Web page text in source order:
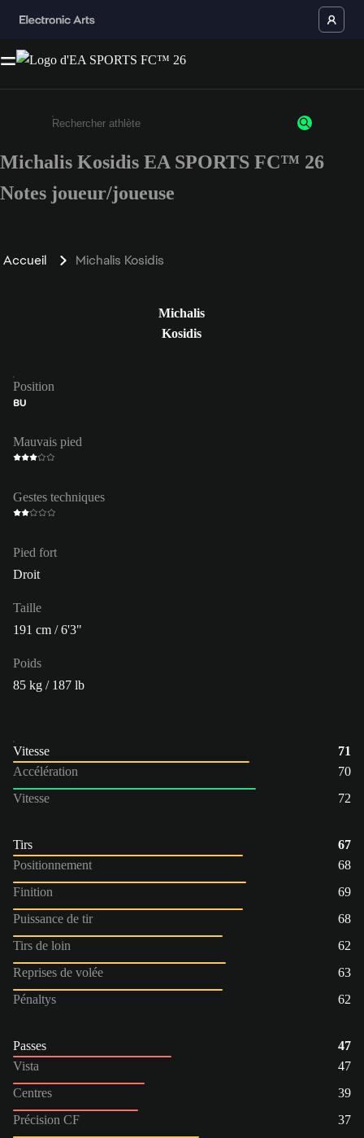
Saisissez au moins 3 caractères ou chiffres.
Michalis Kosidis EA SPORTS FC™ 26
Notes joueur/joueuse
Accueil Michalis Kosidis
Michalis
Kosidis
Position
BU
Mauvais pied
Gestes techniques
Pied fort
Droit
Taille
191 cm / 6'3"
Poids
85 kg / 187 lb
Vitesse
71
Accélération
70
Vitesse
72
Tirs
67
Positionnement
68
Finition
69
Puissance de tir
68
Tirs de loin
62
Reprises de volée
63
Pénaltys
62
Passes
47
Vista
47
Centres
39
Précision CF
37